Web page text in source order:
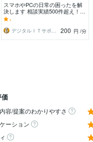
スマホやPCの日常の困ったを解
決します 相談実績500件超え！サ
ポートのプロが解決します。
-
デジタルＩＴサポーター やぎちゃん
200 円 /分
容/提案のわかりやすさ
ーション